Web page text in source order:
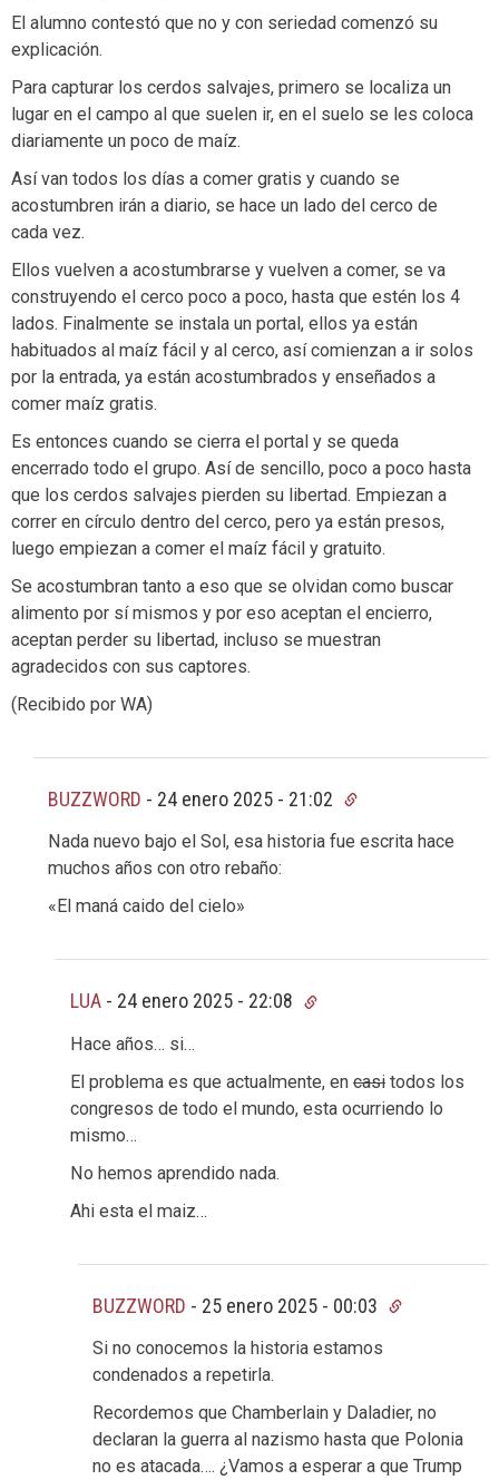
El alumno contestó que no y con seriedad comenzó su
explicación.
Para capturar los cerdos salvajes, primero se localiza un
lugar en el campo al que suelen ir, en el suelo se les coloca
diariamente un poco de maíz.
Así van todos los días a comer gratis y cuando se
acostumbren irán a diario, se hace un lado del cerco de
cada vez.
Ellos vuelven a acostumbrarse y vuelven a comer, se va
construyendo el cerco poco a poco, hasta que estén los 4
lados. Finalmente se instala un portal, ellos ya están
habituados al maíz fácil y al cerco, así comienzan a ir solos
por la entrada, ya están acostumbrados y enseñados a
comer maíz gratis.
Es entonces cuando se cierra el portal y se queda
encerrado todo el grupo. Así de sencillo, poco a poco hasta
que los cerdos salvajes pierden su libertad. Empiezan a
correr en círculo dentro del cerco, pero ya están presos,
luego empiezan a comer el maíz fácil y gratuito.
Se acostumbran tanto a eso que se olvidan como buscar
alimento por sí mismos y por eso aceptan el encierro,
aceptan perder su libertad, incluso se muestran
agradecidos con sus captores.
(Recibido por WA)
BUZZWORD - 24 enero 2025 - 21:02
Nada nuevo bajo el Sol, esa historia fue escrita hace
muchos años con otro rebaño:
«El maná caido del cielo»
LUA - 24 enero 2025 - 22:08
Hace años… si…
El problema es que actualmente, en casi todos los
congresos de todo el mundo, esta ocurriendo lo
mismo…
No hemos aprendido nada.
Ahi esta el maiz…
BUZZWORD - 25 enero 2025 - 00:03
Si no conocemos la historia estamos
condenados a repetirla.
Recordemos que Chamberlain y Daladier, no
declaran la guerra al nazismo hasta que Polonia
no es atacada…. ¿Vamos a esperar a que Trump